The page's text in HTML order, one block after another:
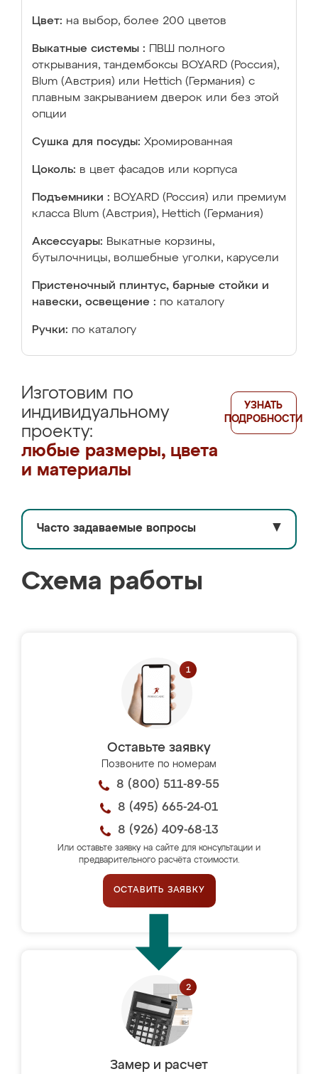
Цвет: на выбор, более 200 цветов
Выкатные системы :
ПВШ полного
открывания, тандембоксы BOYARD (Россия),
Blum (Австрия) или Hettich (Германия) с
плавным закрыванием дверок или без этой
опции
Сушка для посуды: Хромированная
Цоколь: в цвет фасадов или корпуса
Подъемники : BOYARD (Россия) или премиум
класса Blum (Австрия), Hettich (Германия)
Аксессуары: Выкатные корзины,
бутылочницы, волшебные уголки, карусели
Пристеночный плинтус, барные стойки и
навески, освещение : по каталогу
Ручки: по каталогу
Изготовим по
индивидуальному
проекту:
любые размеры, цвета
и материалы
УЗНАТЬ
ПОДРОБНОСТИ
Часто задаваемые вопросы ▼
Схема работы
Оставьте заявку
Позвоните по номерам
8 (800) 511-89-55
8 (495) 665-24-01
8 (926) 409-68-13
Или оставьте заявку на сайте для консультации и
предварительного расчёта стоимости.
ОСТАВИТЬ ЗАЯВКУ
Замер и расчет